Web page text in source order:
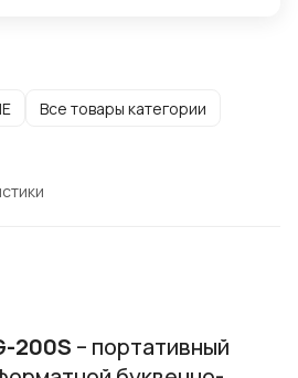
Все товары категории
200S – портативный